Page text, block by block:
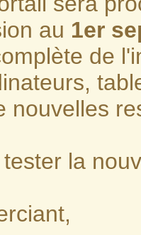
au 1er
de
nouvelles
la